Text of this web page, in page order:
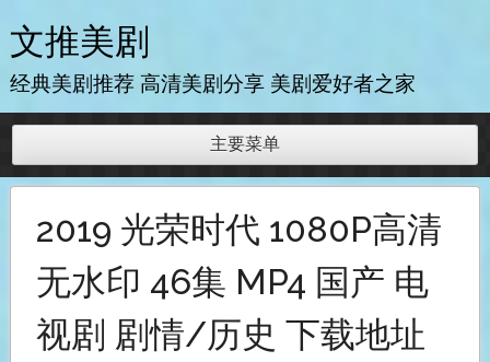
至
内
文推美剧
经典美剧推荐 高清美剧分享 美剧爱好者之家
主要菜单
2019 光荣时代 1080P高清
无水印 46集 MP4 国产 电
视剧 剧情/历史 下载地址